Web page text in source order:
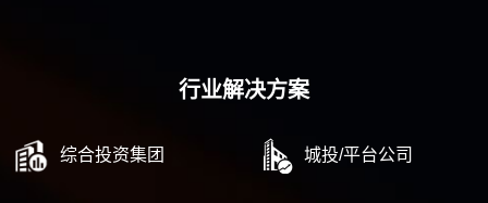
行业解决方案
综合投资集团 城投/平台公司